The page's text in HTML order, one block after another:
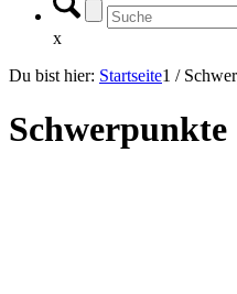
x
Du bist hier: Startseite1 /
Schwerpunkte